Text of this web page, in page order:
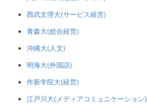
西武文理大(サービス経営)
青森大(総合経営)
沖縄大(人文)
明海大(外国語)
作新学院大(経営)
江戸川大(メディアコミュニケーション)